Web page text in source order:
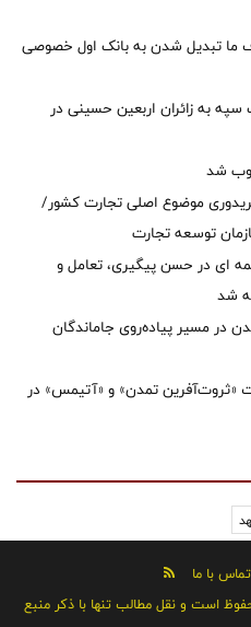
ما تبدیل شدن به بانک اول خصوصی
به زائران اربعین حسینی در
شد
موضوع اصلی تجارت کشور/
توسعه تجارت
ای در حسن پیگیری، تعامل و
شد
مسیر پیاده‌روی جاماندگان
تمدن» و «آتیمس» در
تماس با ما
است و نقل مطالب تنها با ذکر منبع